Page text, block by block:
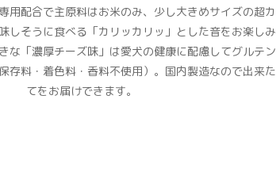
用配合で主原料はお米のみ、少し大きめサイズの超カ
しそうに食べる「カリッカリッ」とした音をお楽しみ
な「濃厚チーズ味」は愛犬の健康に配慮してグルテン
存料・着色料・香料不使用）。国内製造なので出来た
てをお届けできます。